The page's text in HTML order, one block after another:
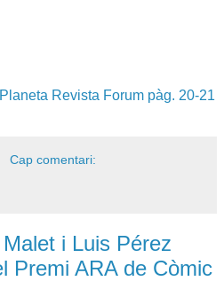
Planeta Revista Forum pàg. 20-21
Cap comentari:
i Luis Pérez
Premi ARA de Còmic